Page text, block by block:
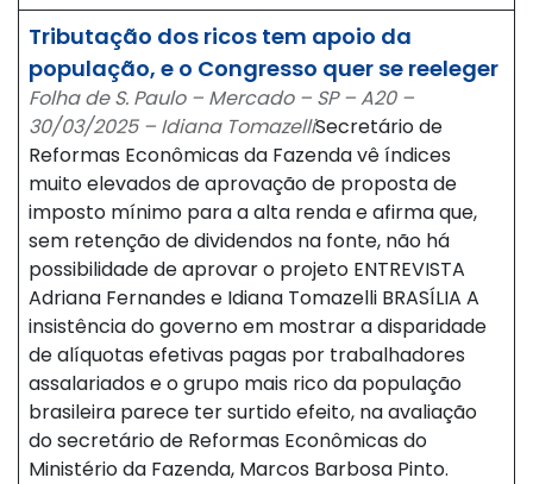
Tributação dos ricos tem apoio da
população, e o Congresso quer se reeleger
Folha de S. Paulo – Mercado – SP – A20 –
30/03/2025 – Idiana TomazelliSecretário de
Reformas Econômicas da Fazenda vê índices
muito elevados de aprovação de proposta de
imposto mínimo para a alta renda e afirma que,
sem retenção de dividendos na fonte, não há
possibilidade de aprovar o projeto ENTREVISTA
Adriana Fernandes e Idiana Tomazelli BRASÍLIA A
insistência do governo em mostrar a disparidade
de alíquotas efetivas pagas por trabalhadores
assalariados e o grupo mais rico da população
brasileira parece ter surtido efeito, na avaliação
do secretário de Reformas Econômicas do
Ministério da Fazenda, Marcos Barbosa Pinto.